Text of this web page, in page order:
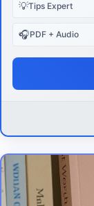
💡Tips Expert
🎧PDF + Audio